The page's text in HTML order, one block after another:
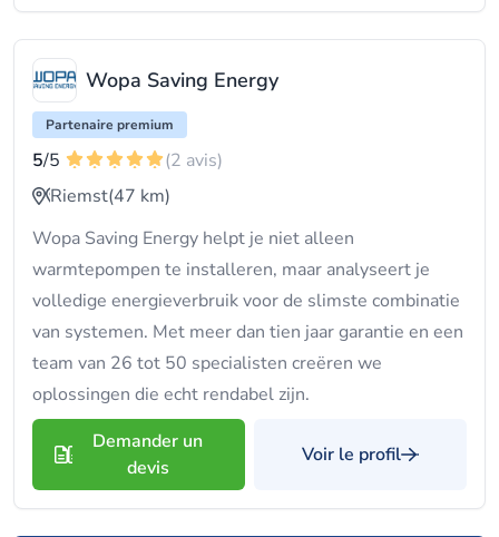
Wopa Saving Energy
Partenaire premium
5/5
(2 avis)
Riemst(47 km)
Wopa Saving Energy helpt je niet alleen
warmtepompen te installeren, maar analyseert je
volledige energieverbruik voor de slimste combinatie
van systemen. Met meer dan tien jaar garantie en een
team van 26 tot 50 specialisten creëren we
oplossingen die echt rendabel zijn.
Demander un
devis
Voir le profil